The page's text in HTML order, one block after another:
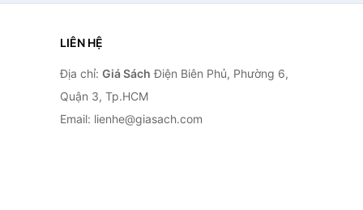
LIÊN HỆ
Địa chỉ: Giá Sách Điện Biên Phủ, Phường 6,
Quận 3, Tp.HCM
Email: lienhe@giasach.com